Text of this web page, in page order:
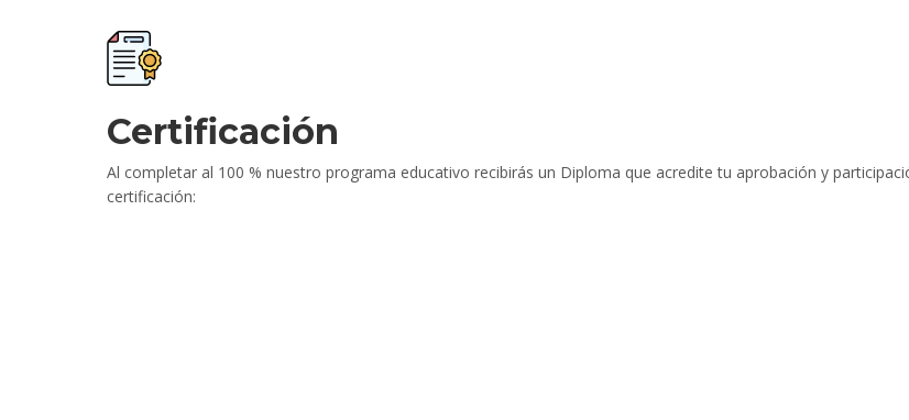
Certificación
Al completar al 100 % nuestro programa educativo recibirás un Diploma que acredite tu aprobación y
certificación: